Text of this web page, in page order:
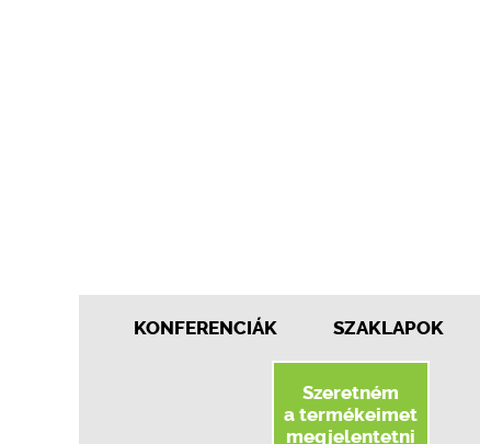
KONFERENCIÁK SZAKLAPOK
Szeretném
a termékeimet
megjelentetni